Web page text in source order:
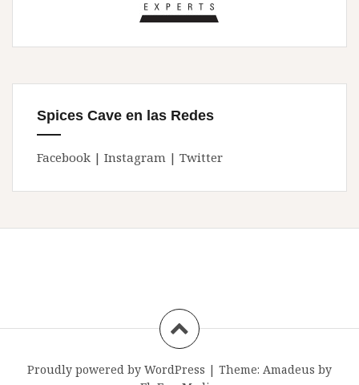
Spices Cave en las Redes
Facebook | Instagram | Twitter
Proudly powered by WordPress | Theme: Amadeus by